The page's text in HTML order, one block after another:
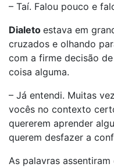
– Taí. Falou pouco e
Dialeto estava em
cruzados e olhando
com a firme decisão
coisa alguma.
– Já entendi. Muitas
vocês no contexto
quererem aprender
querem desfazer a
As palavras assentiram